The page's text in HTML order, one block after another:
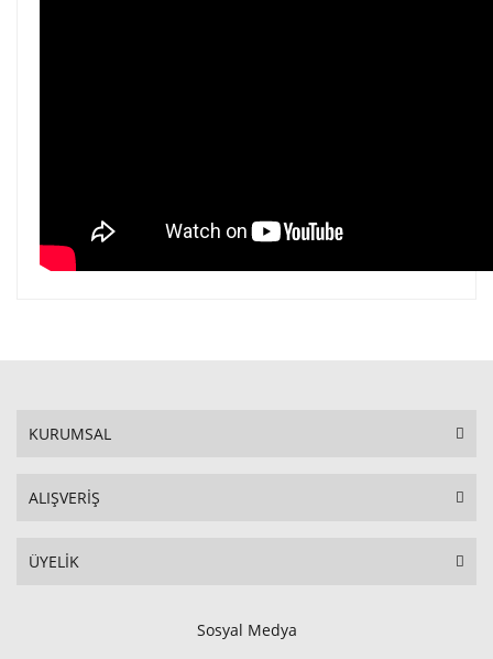
KURUMSAL
ALIŞVERİŞ
ÜYELİK
Sosyal Medya